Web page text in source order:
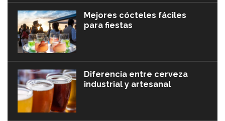
Mejores cócteles fáciles
para fiestas
Diferencia entre cerveza
industrial y artesanal